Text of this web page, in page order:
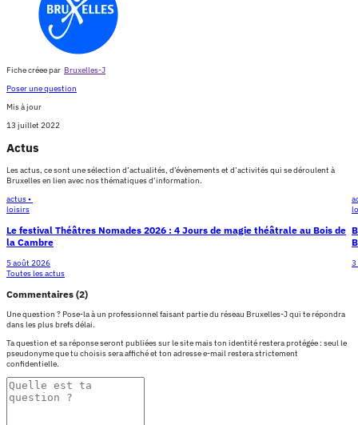
Fiche créee par Bruxelles-J
Poser une question
Mis à jour
13 juillet 2022
Actus
Les actus, ce sont une sélection d’actualités, d’évènements et d’activités qui se déroulent à
Bruxelles en lien avec nos thématiques d’information.
actus •
loisirs
Le festival Théâtres Nomades 2026 : 4 Jours de magie théâtrale au Bois de
la Cambre
5 août 2026
3
Toutes les actus
Commentaires (2)
Une question ? Pose-la à un professionnel faisant partie du réseau Bruxelles-J qui te répondra
dans les plus brefs délai.
Ta question et sa réponse seront publiées sur le site mais ton identité restera protégée : seul le
pseudonyme que tu choisis sera affiché et ton adresse e-mail restera strictement
confidentielle.